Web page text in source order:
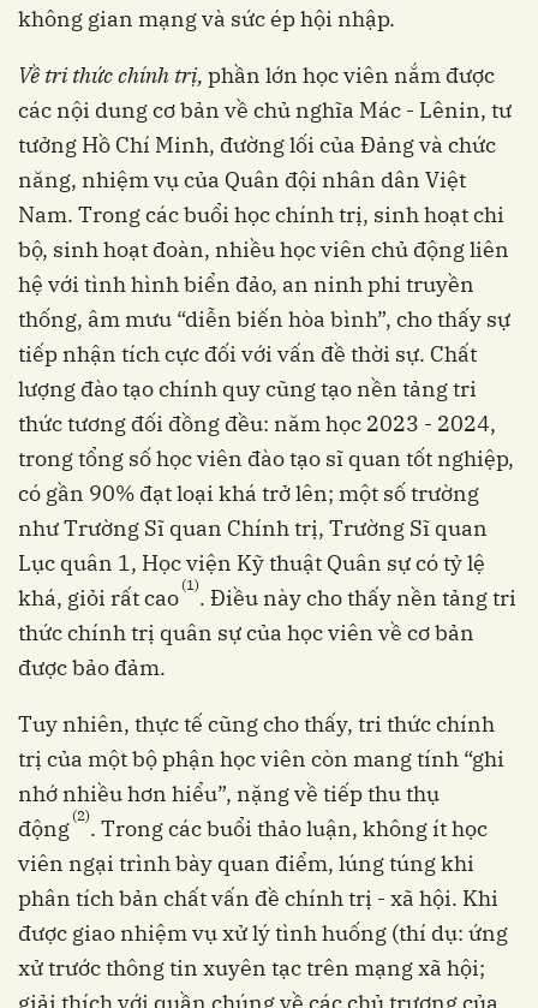
không gian mạng và sức ép hội nhập.
Về tri thức chính trị, phần lớn học viên nắm được
các nội dung cơ bản về chủ nghĩa Mác - Lênin, tư
tưởng Hồ Chí Minh, đường lối của Đảng và chức
năng, nhiệm vụ của Quân đội nhân dân Việt
Nam. Trong các buổi học chính trị, sinh hoạt chi
bộ, sinh hoạt đoàn, nhiều học viên chủ động liên
hệ với tình hình biển đảo, an ninh phi truyền
thống, âm mưu “diễn biến hòa bình”, cho thấy sự
tiếp nhận tích cực đối với vấn đề thời sự. Chất
lượng đào tạo chính quy cũng tạo nền tảng tri
thức tương đối đồng đều: năm học 2023 - 2024,
trong tổng số học viên đào tạo sĩ quan tốt nghiệp,
có gần 90% đạt loại khá trở lên; một số trường
như Trường Sĩ quan Chính trị, Trường Sĩ quan
Lục quân 1, Học viện Kỹ thuật Quân sự có tỷ lệ
khá, giỏi rất cao(1). Điều này cho thấy nền tảng tri
thức chính trị quân sự của học viên về cơ bản
được bảo đảm.
Tuy nhiên, thực tế cũng cho thấy, tri thức chính
trị của một bộ phận học viên còn mang tính “ghi
nhớ nhiều hơn hiểu”, nặng về tiếp thu thụ
động(2). Trong các buổi thảo luận, không ít học
viên ngại trình bày quan điểm, lúng túng khi
phân tích bản chất vấn đề chính trị - xã hội. Khi
được giao nhiệm vụ xử lý tình huống (thí dụ: ứng
xử trước thông tin xuyên tạc trên mạng xã hội;